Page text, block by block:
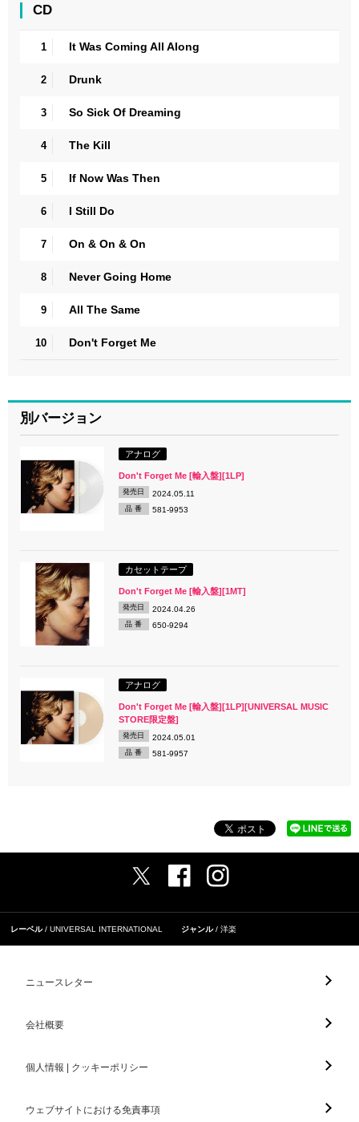
CD
1 It Was Coming All Along
2 Drunk
3 So Sick Of Dreaming
4 The Kill
5 If Now Was Then
6 I Still Do
7 On & On & On
8 Never Going Home
9 All The Same
10 Don't Forget Me
別バージョン
アナログ
Don't Forget Me [輸入盤][1LP]
発売日 2024.05.11
品 番 581-9953
カセットテープ
Don't Forget Me [輸入盤][1MT]
発売日 2024.04.26
品 番 650-9294
アナログ
Don't Forget Me [輸入盤][1LP][UNIVERSAL MUSIC
STORE限定盤]
発売日 2024.05.01
品 番 581-9957
レーベル UNIVERSAL INTERNATIONAL ジャンル 洋楽
ニュースレター
会社概要
個人情報 | クッキーポリシー
ウェブサイトにおける免責事項